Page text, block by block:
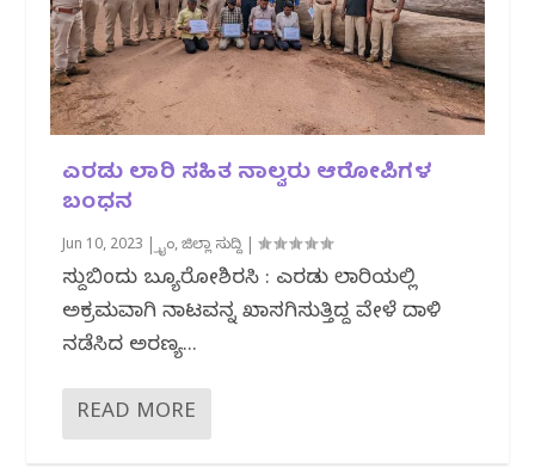
ಎರಡು ಲಾರಿ ಸಹಿತ ನಾಲ್ವರು ಆರೋಪಿಗಳ
ಬಂಧನ
Jun 10, 2023 |ಕ್ರೈಂ,ಜಿಲ್ಲಾ ಸುದ್ದಿ |
ಸುದ್ದಿಬಿಂದು ಬ್ಯೂರೋಶಿರಸಿ : ಎರಡು ಲಾರಿಯಲ್ಲಿ
ಅಕ್ರಮವಾಗಿ ನಾಟವನ್ನ ಖಾಸಗಿಸುತ್ತಿದ್ದ ವೇಳೆ ದಾಳಿ
ನಡೆಸಿದ ಅರಣ್ಯ...
READ MORE